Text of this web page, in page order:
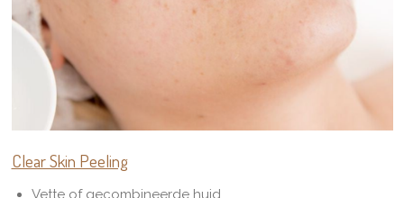
Clear Skin Peeling
Vette of gecombineerde huid